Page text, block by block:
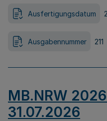
Ausfertigungsdatum
Ausgabennummer 211
MB.NRW
31.07.2026